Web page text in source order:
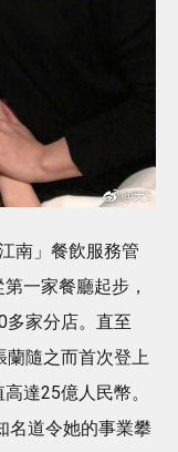
南」餐飲服務管
一家餐廳起步，
多家分店。直至
蘭隨之而首次登上
達25億人民幣。
名道令她的事業攀